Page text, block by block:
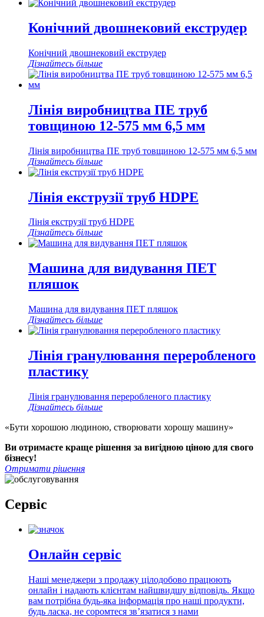
Конічний двошнековий екструдер
Конічний двошнековий екструдер
Дізнайтесь більше
Лінія виробництва ПЕ труб
товщиною 12-575 мм 6,5 мм
Лінія виробництва ПЕ труб товщиною 12-575 мм 6,5 мм
Дізнайтесь більше
Лінія екструзії труб HDPE
Лінія екструзії труб HDPE
Дізнайтесь більше
Машина для видування ПЕТ
пляшок
Машина для видування ПЕТ пляшок
Дізнайтесь більше
Лінія гранулювання переробленого
пластику
Лінія гранулювання переробленого пластику
Дізнайтесь більше
«Бути хорошою людиною, створювати хорошу машину»
Ви отримаєте краще рішення за вигідною ціною для свого
бізнесу!
Отримати рішення
Сервіс
Онлайн сервіс
Наші менеджери з продажу цілодобово працюють
онлайн і надають клієнтам найшвидшу відповідь. Якщо
вам потрібна будь-яка інформація про наші продукти,
будь ласка, не соромтеся зв’язатися з нами